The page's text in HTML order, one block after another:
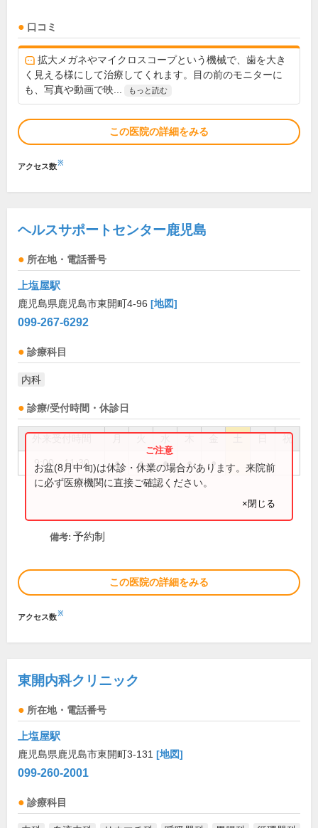
口コミ
拡大メガネやマイクロスコープという機械で、歯を大き
く見える様にして治療してくれます。目の前のモニターに
も、写真や動画で映...
もっと読む
この医院の詳細をみる
アクセス数※
ヘルスサポートセンター鹿児島
所在地・電話番号
上塩屋駅
鹿児島県鹿児島市東開町4-96 [地図]
099-267-6292
診療科目
内科
診療/受付時間・休診日
祝
9:00～11:30 ● ● ● ● ●
お盆(8月中旬)は休診・休業の場合があります。来院前
に必ず医療機関に直接ご確認ください。
×閉じる
備考: 予約制
この医院の詳細をみる
アクセス数※
東開内科クリニック
所在地・電話番号
上塩屋駅
鹿児島県鹿児島市東開町3-131 [地図]
099-260-2001
診療科目